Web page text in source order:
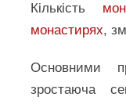
Кількість
монастирях,
Основними
зростаюча